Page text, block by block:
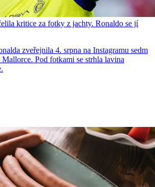
kritice za fotky z jachty. Ronaldo se jí
zveřejnila 4. srpna na Instagramu sedm
Pod fotkami se strhla lavina